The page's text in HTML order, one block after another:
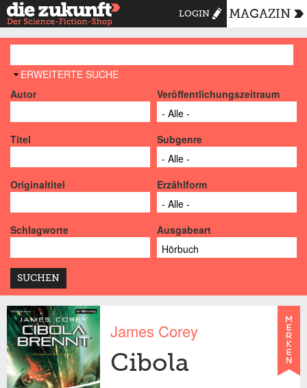
LOGIN MAGAZIN
AUSBLENDEN
ERWEITERTE SUCHE
Autor
Veröffentlichungszeitraum
Titel Subgenre
Originaltitel Erzählform
Schlagworte Ausgabeart
James Corey
Cibola